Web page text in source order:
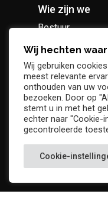
Wie zijn we
Bestuur
Geschiedenis
Supportersclub
Socio Business
Wij hechten
Wij gebruiken
meest relevante
onthouden van uw
bezoeken. Door op
stemt u in met het
echter naar "Cookie-
gecontroleerde
Cookie-